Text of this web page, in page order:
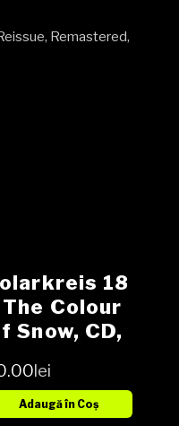
Remastered,
18
The Colour
Snow, CD,
Cover EX
lei
Adaugă în Coș